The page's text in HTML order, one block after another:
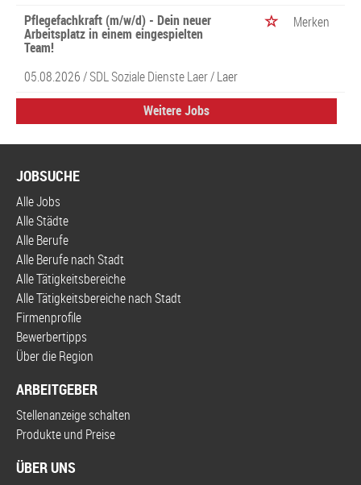
Pflegefachkraft (m/w/d) - Dein neuer
Arbeitsplatz in einem eingespielten
Team!
Merken
05.08.2026 /SDL Soziale Dienste Laer/ Laer
Weitere Jobs
JOBSUCHE
Alle Jobs
Alle Städte
Alle Berufe
Alle Berufe nach Stadt
Alle Tätigkeitsbereiche
Alle Tätigkeitsbereiche nach Stadt
Firmenprofile
Bewerbertipps
Über die Region
ARBEITGEBER
Stellenanzeige schalten
Produkte und Preise
ÜBER UNS